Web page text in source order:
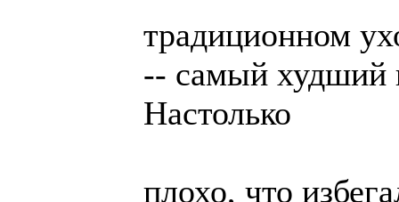
традиционном
-- самый худший
Настолько
плохо, что